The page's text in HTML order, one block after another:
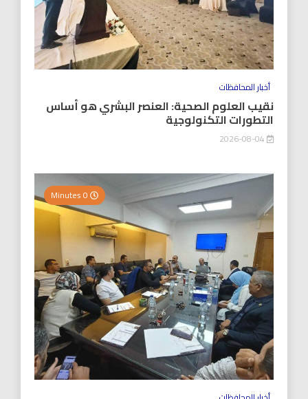
أخبار المحافظات
نقيب العلوم الصحية: العنصر البشري هو أساس
التطورات التكنولوجية